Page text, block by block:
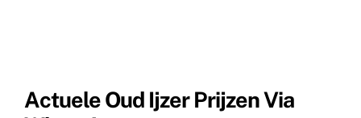
Nieuws
Actuele Oud Ijzer Prijzen Via